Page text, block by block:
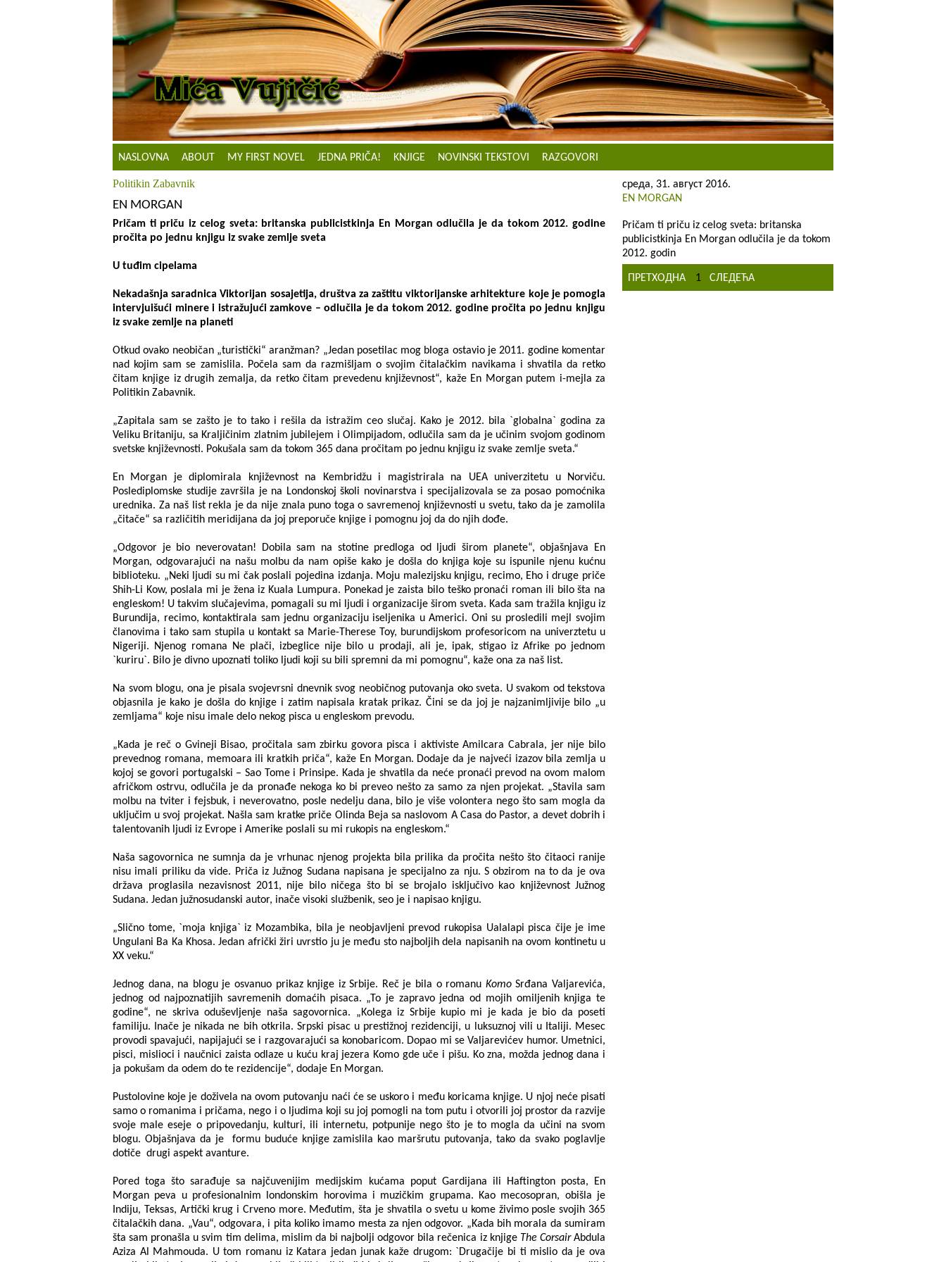
NASLOVNA ABOUT MY FIRST NOVEL JEDNA PRIČA! KNJIGE NOVINSKI TEKSTOVI RAZGOVORI
Politikin Zabavnik
EN MORGAN
Pričam ti priču iz celog sveta: britanska publicistkinja En Morgan odlučila je da tokom 2012. godine
pročita po jednu knjigu iz svake zemlje sveta
U tuđim cipelama
Nekadašnja saradnica Viktorijan sosajetija, društva za zaštitu viktorijanske arhitekture koje je pomogla
intervjuišući minere i istražujući zamkove – odlučila je da tokom 2012. godine pročita po jednu knjigu
iz svake zemlje na planeti
Otkud ovako neobičan „turistički“ aranžman? „Jedan posetilac mog bloga ostavio je 2011. godine komentar
nad kojim sam se zamislila. Počela sam da razmišljam o svojim čitalačkim navikama i shvatila da retko
čitam knjige iz drugih zemalja, da retko čitam prevedenu književnost“, kaže En Morgan putem i-mejla za
Politikin Zabavnik.
„Zapitala sam se zašto je to tako i rešila da istražim ceo slučaj. Kako je 2012. bila `globalna` godina za
Veliku Britaniju, sa Kraljičinim zlatnim jubilejem i Olimpijadom, odlučila sam da je učinim svojom godinom
svetske književnosti. Pokušala sam da tokom 365 dana pročitam po jednu knjigu iz svake zemlje sveta.“
En Morgan je diplomirala književnost na Kembridžu i magistrirala na UEA univerzitetu u Norviču.
Poslediplomske studije završila je na Londonskoj školi novinarstva i specijalizovala se za posao pomoćnika
urednika. Za naš list rekla je da nije znala puno toga o savremenoj književnosti u svetu, tako da je zamolila
„čitače“ sa različitih meridijana da joj preporuče knjige i pomognu joj da do njih dođe.
„Odgovor je bio neverovatan! Dobila sam na stotine predloga od ljudi širom planete“, objašnjava En
Morgan, odgovarajući na našu molbu da nam opiše kako je došla do knjiga koje su ispunile njenu kućnu
biblioteku. „Neki ljudi su mi čak poslali pojedina izdanja. Moju malezijsku knjigu, recimo, Eho i druge priče
Shih-Li Kow, poslala mi je žena iz Kuala Lumpura. Ponekad je zaista bilo teško pronaći roman ili bilo šta na
engleskom! U takvim slučajevima, pomagali su mi ljudi i organizacije širom sveta. Kada sam tražila knjigu iz
Burundija, recimo, kontaktirala sam jednu organizaciju iseljenika u Americi. Oni su prosledili mejl svojim
članovima i tako sam stupila u kontakt sa Marie-Therese Toy, burundijskom profesoricom na univerztetu u
Nigeriji. Njenog romana Ne plači, izbeglice nije bilo u prodaji, ali je, ipak, stigao iz Afrike po jednom
`kuriru`. Bilo je divno upoznati toliko ljudi koji su bili spremni da mi pomognu“, kaže ona za naš list.
Na svom blogu, ona je pisala svojevrsni dnevnik svog neobičnog putovanja oko sveta. U svakom od tekstova
objasnila je kako je došla do knjige i zatim napisala kratak prikaz. Čini se da joj je najzanimljivije bilo „u
zemljama“ koje nisu imale delo nekog pisca u engleskom prevodu.
„Kada je reč o Gvineji Bisao, pročitala sam zbirku govora pisca i aktiviste Amilcara Cabrala, jer nije bilo
prevednog romana, memoara ili kratkih priča“, kaže En Morgan. Dodaje da je najveći izazov bila zemlja u
kojoj se govori portugalski – Sao Tome i Prinsipe. Kada je shvatila da neće pronaći prevod na ovom malom
afričkom ostrvu, odlučila je da pronađe nekoga ko bi preveo nešto za samo za njen projekat. „Stavila sam
molbu na tviter i fejsbuk, i neverovatno, posle nedelju dana, bilo je više volontera nego što sam mogla da
uključim u svoj projekat. Našla sam kratke priče Olinda Beja sa naslovom A Casa do Pastor, a devet dobrih i
talentovanih ljudi iz Evrope i Amerike poslali su mi rukopis na engleskom.“
Naša sagovornica ne sumnja da je vrhunac njenog projekta bila prilika da pročita nešto što čitaoci ranije
nisu imali priliku da vide. Priča iz Južnog Sudana napisana je specijalno za nju. S obzirom na to da je ova
država proglasila nezavisnost 2011, nije bilo ničega što bi se brojalo isključivo kao književnost Južnog
Sudana. Jedan južnosudanski autor, inače visoki službenik, seo je i napisao knjigu.
„Slično tome, `moja knjiga` iz Mozambika, bila je neobjavljeni prevod rukopisa Ualalapi pisca čije je ime
Ungulani Ba Ka Khosa. Jedan afrički žiri uvrstio ju je među sto najboljih dela napisanih na ovom kontinetu u
XX veku.“
Jednog dana, na blogu je osvanuo prikaz knjige iz Srbije. Reč je bila o romanu KomoSrđana Valjarevića,
jednog od najpoznatijih savremenih domaćih pisaca. „To je zapravo jedna od mojih omiljenih knjiga te
godine“, ne skriva oduševljenje naša sagovornica. „Kolega iz Srbije kupio mi je kada je bio da poseti
familiju. Inače je nikada ne bih otkrila. Srpski pisac u prestižnoj rezidenciji, u luksuznoj vili u Italiji. Mesec
provodi spavajući, napijajući se i razgovarajući sa konobaricom. Dopao mi se Valjarevićev humor. Umetnici,
pisci, mislioci i naučnici zaista odlaze u kuću kraj jezera Komo gde uče i pišu. Ko zna, možda jednog dana i
ja pokušam da odem do te rezidencije“, dodaje En Morgan.
Pustolovine koje je doživela na ovom putovanju naći će se uskoro i među koricama knjige. U njoj neće pisati
samo o romanima i pričama, nego i o ljudima koji su joj pomogli na tom putu i otvorili joj prostor da razvije
svoje male eseje o pripovedanju, kulturi, ili internetu, potpunije nego što je to mogla da učini na svom
blogu. Objašnjava da je formu buduće knjige zamislila kao maršrutu putovanja, tako da svako poglavlje
dotiče drugi aspekt avanture.
Pored toga što sarađuje sa najčuvenijim medijskim kućama poput Gardijana ili Haftington posta, En
Morgan peva u profesionalnim londonskim horovima i muzičkim grupama. Kao mecosopran, obišla je
Indiju, Teksas, Artički krug i Crveno more. Međutim, šta je shvatila o svetu u kome živimo posle svojih 365
čitalačkih dana. „Vau“, odgovara, i pita koliko imamo mesta za njen odgovor. „Kada bih morala da sumiram
šta sam pronašla u svim tim delima, mislim da bi najbolji odgovor bila rečenica iz knjige The CorsairAbdula
Aziza Al Mahmouda. U tom romanu iz Katara jedan junak kaže drugom: `Drugačije bi ti mislio da je ova
среда, 31. август 2016.
EN MORGAN
Pričam ti priču iz celog sveta: britanska
publicistkinja En Morgan odlučila je da tokom
2012. godin
ПРЕТХОДНА 1 СЛЕДЕЋА